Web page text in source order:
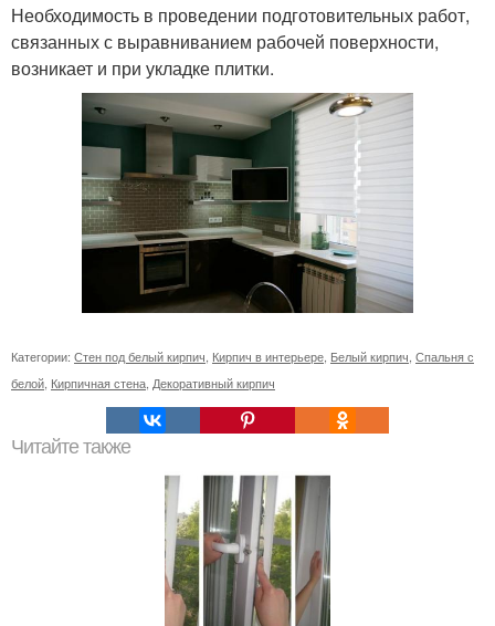
Необходимость в проведении подготовительных работ,
связанных с выравниванием рабочей поверхности,
возникает и при укладке плитки.
Категории: Стен под белый кирпич Кирпич в интерьере Белый кирпич Спальня с
белой Кирпичная стена Декоративный кирпич
Читайте также